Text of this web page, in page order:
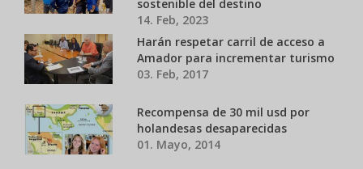
sostenible del destino
14. Feb, 2023
Harán respetar carril de acceso a
Amador para incrementar turismo
03. Feb, 2017
Recompensa de 30 mil usd por
holandesas desaparecidas
01. Mayo, 2014